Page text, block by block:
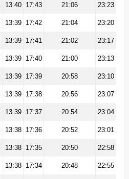
13:40 17:43 21:06 23:23
13:39 17:42 21:04 23:20
13:39 17:41 21:02 23:17
13:39 17:40 21:00 23:13
13:39 17:39 20:58 23:10
13:39 17:38 20:56 23:07
13:39 17:37 20:54 23:04
13:38 17:36 20:52 23:01
13:38 17:35 20:50 22:58
13:38 17:34 20:48 22:55